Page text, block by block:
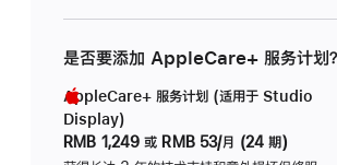
是否要添加 AppleCare+ 服务计划？
AppleCare+ 服务计划 (适用于 Studio
Display)
RMB 1,249 或 RMB 53/月 (24 期)